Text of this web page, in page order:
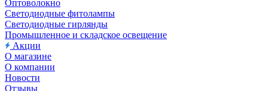
Оптоволокно
Светодиодные фитолампы
Светодиодные гирлянды
Промышленное и складское освещение
Акции
О магазине
О компании
Новости
Отзывы